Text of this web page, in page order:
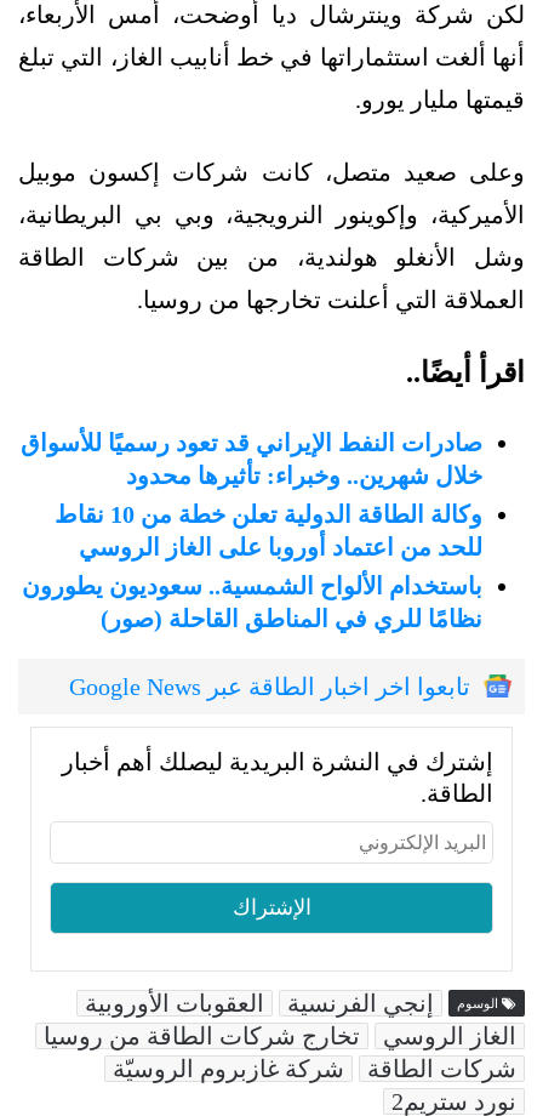
لكن شركة وينترشال ديا أوضحت، أمس الأربعاء،
أنها ألغت استثماراتها في خط أنابيب الغاز، التي تبلغ
قيمتها مليار يورو.
وعلى صعيد متصل، كانت شركات إكسون موبيل
الأميركية، وإكوينور النرويجية، وبي بي البريطانية،
وشل الأنغلو هولندية، من بين شركات الطاقة
العملاقة التي أعلنت تخارجها من روسيا.
اقرأ أيضًا..
صادرات النفط الإيراني قد تعود رسميًا للأسواق
خلال شهرين.. وخبراء: تأثيرها محدود
وكالة الطاقة الدولية تعلن خطة من 10 نقاط
للحد من اعتماد أوروبا على الغاز الروسي
باستخدام الألواح الشمسية.. سعوديون يطورون
نظامًا للري في المناطق القاحلة (صور)
تابعوا اخر اخبار الطاقة عبر Google News
إشترك في النشرة البريدية ليصلك أهم أخبار
الطاقة.
الوسوم إنجي الفرنسية
العقوبات الأوروبية
الغاز الروسي
تخارج شركات الطاقة من روسيا
شركات الطاقة
شركة غازبروم الروسيّة
نورد ستريم2